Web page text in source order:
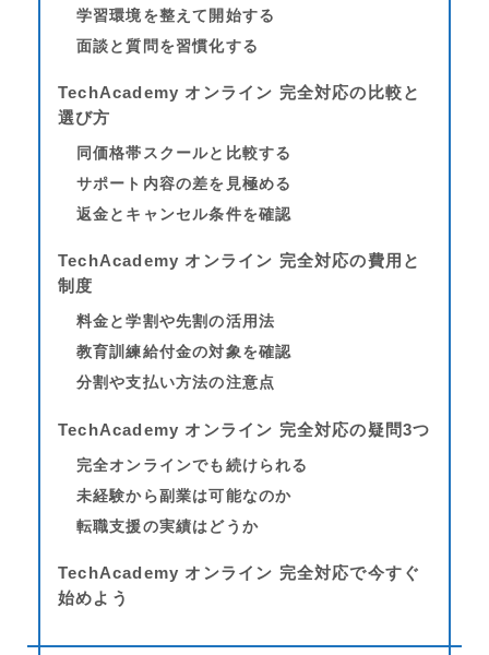
学習環境を整えて開始する
面談と質問を習慣化する
TechAcademy オンライン 完全対応の比較と
選び方
同価格帯スクールと比較する
サポート内容の差を見極める
返金とキャンセル条件を確認
TechAcademy オンライン 完全対応の費用と
制度
料金と学割や先割の活用法
教育訓練給付金の対象を確認
分割や支払い方法の注意点
TechAcademy オンライン 完全対応の疑問3つ
完全オンラインでも続けられる
未経験から副業は可能なのか
転職支援の実績はどうか
TechAcademy オンライン 完全対応で今すぐ
始めよう